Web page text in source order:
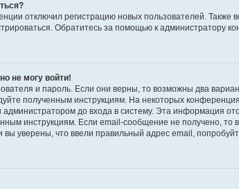
отключил регистрацию новых пользователей. Также
Обратитесь за помощью к администратору
не могу войти!
и пароль. Если они верны, то возможны два
полученным инструкциям. На некоторых
до входа в систему. Эта информация
инструкциям. Если email-сообщение не получено, то
уверены, что ввели правильный адрес email,